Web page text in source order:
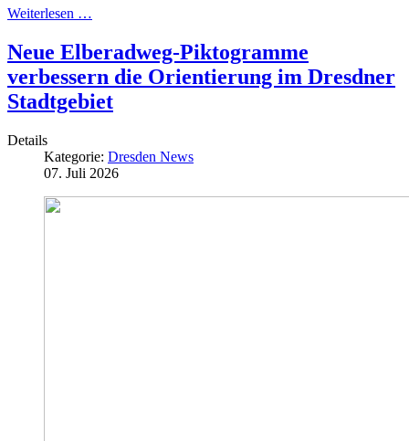
Weiterlesen …
Neue Elberadweg-Piktogramme
verbessern die Orientierung im Dresdner
Stadtgebiet
Details
Kategorie: Dresden News
07. Juli 2026